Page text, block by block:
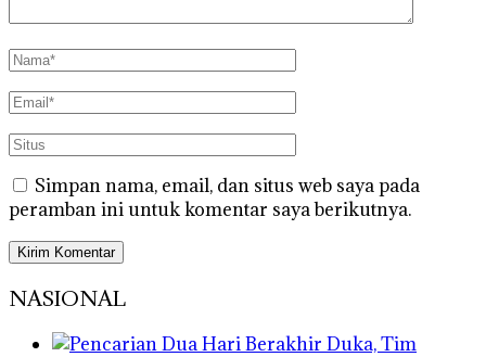
Simpan nama, email, dan situs web saya pada
peramban ini untuk komentar saya berikutnya.
NASIONAL